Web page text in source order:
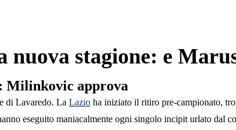
nuova stagione: e
Milinkovic approva
di Lavaredo. La Lazio ha iniziato il ritiro pre-campionato,
eseguito maniacalmente ogni singolo incipit urlato dal